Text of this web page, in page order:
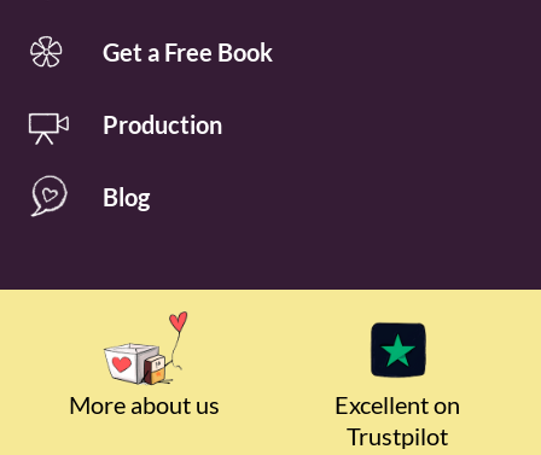
Get a Free Book
Production
Blog
More about us
Excellent on
Trustpilot